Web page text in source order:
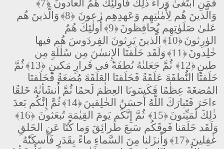
فَمَنِ ابتَغىٰ وَراءَ ذٰلِكَ فَأُولٰئِكَ هُمُ العادونَ ﴿7﴾
وَالَّذينَ هُم لِأَمٰنٰتِهِم وَعَهدِهِم رٰعونَ ﴿8﴾
وَالَّذينَ هُم
عَلىٰ صَلَوٰتِهِم يُحافِظونَ﴿9﴾
أُولٰئِكَ هُمُ
الوٰرِثونَ﴿10﴾
الَّذينَ يَرِثونَ الفِردَوسَ هُم فيها
خٰلِدونَ﴿11﴾
وَلَقَد خَلَقنَا الإِنسٰنَ مِن سُلٰلَةٍ مِن
طينٍ﴿12﴾ ثُمَّ جَعَلنٰهُ نُطفَةً فى قَرارٍ مَكينٍ ﴿13﴾
ثُمَّ
خَلَقنَا النُّطفَةَ عَلَقَةً فَخَلَقنَا العَلَقَةَ مُضغَةً فَخَلَقنَا
المُضغَةَ عِظٰمًا فَكَسَونَا العِظٰمَ لَحمًا ثُمَّ أَنشَأنٰهُ خَلقًا
ءاخَرَ فَتَبارَكَ اللَّهُ أَحسَنُ الخٰلِقينَ﴿14﴾
ثُمَّ إِنَّكُم بَعدَ
ذٰلِكَ لَمَيِّتونَ﴿15﴾ ثُمَّ إِنَّكُم يَومَ القِيٰمَةِ تُبعَثونَ ﴿16﴾
وَلَقَد خَلَقنا فَوقَكُم سَبعَ طَرائِقَ وَما كُنّا عَنِ الخَلقِ
غٰفِلينَ﴿17﴾
وَأَنزَلنا مِنَ السَّماءِ ماءً بِقَدَرٍ فَأَسكَنّٰهُ